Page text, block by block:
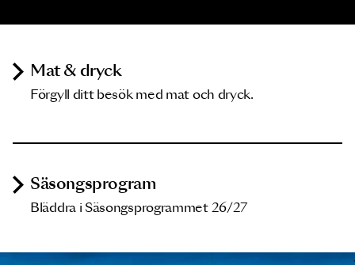
Mat & dryck
Förgyll ditt besök med mat och dryck.
Säsongsprogram
Bläddra i Säsongsprogrammet 26/27